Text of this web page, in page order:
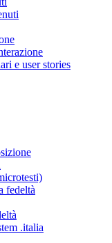
e user stories
fedeltà
.italia